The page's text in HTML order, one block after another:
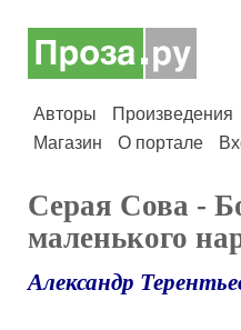
Авторы Произведения
Магазин
О портале
Серая Сова -
маленького
Александр